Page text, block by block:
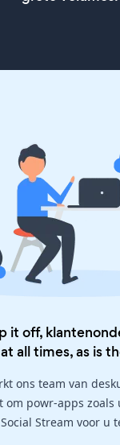
it off,
all times, as is
ons team van
om powr-apps zoals
Stream voor u